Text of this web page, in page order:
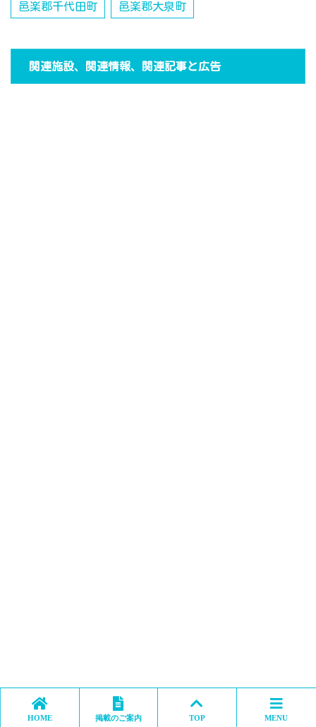
邑楽郡千代田町 邑楽郡大泉町
関連施設、関連情報、関連記事と広告
HOME 掲載のご案内 TOP MENU